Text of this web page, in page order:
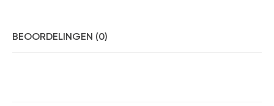
BEOORDELINGEN (0)